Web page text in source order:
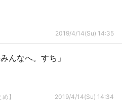
2019/4/14(Su) 14:35
んなへ。すち」
】 2019/4/14(Su) 14:34